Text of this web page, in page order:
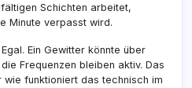
Schichten arbeitet,
Minute verpasst wird.
Ein Gewitter könnte über
Frequenzen bleiben aktiv. Das
wie funktioniert das technisch im